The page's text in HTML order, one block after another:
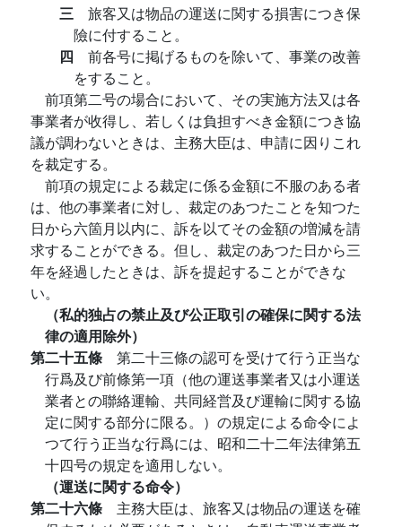
三 旅客又は物品の運送に関する損害につき保
險に付すること。
四 前各号に掲げるものを除いて、事業の改善
をすること。
前項第二号の場合において、その実施方法又は各
事業者が收得し、若しくは負担すべき金額につき協
議が調わないときは、主務大臣は、申請に因りこれ
を裁定する。
前項の規定による裁定に係る金額に不服のある者
は、他の事業者に対し、裁定のあつたことを知つた
日から六箇月以内に、訴を以てその金額の増減を請
求することができる。但し、裁定のあつた日から三
年を経過したときは、訴を提起することができな
い。
（私的独占の禁止及び公正取引の確保に関する法
律の適用除外）
第二十五條 第二十三條の認可を受けて行う正当な
行爲及び前條第一項（他の運送事業者又は小運送
業者との聯絡運輸、共同経営及び運輸に関する協
定に関する部分に限る。）の規定による命令によ
つて行う正当な行爲には、昭和二十二年法律第五
十四号の規定を適用しない。
（運送に関する命令）
第二十六條 主務大臣は、旅客又は物品の運送を確